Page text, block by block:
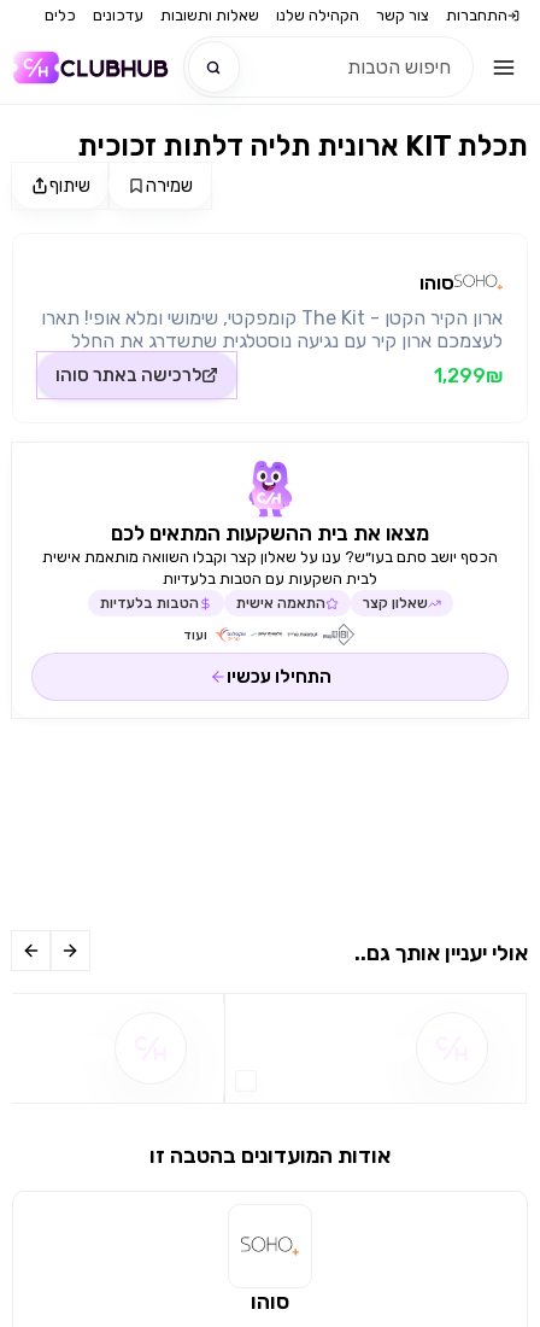
התחברות צור קשר הקהילה שלנו שאלות ותשובות עדכונים כלים
שיתוף
מימוש הטבה זו ניתן רק לחברי
שיתוף שמירה
ארונית תליה דלתות זכוכית KIT תכלת
סוהו
ארון הקיר הקטן - The Kit קומפקטי, שימושי ומלא אופי! תארו
לעצמכם ארון קיר עם נגיעה נוסטלגית שתשדרג את החלל
שלכם. The Kit הוא פתרון אחסון מעוצב ומקסים, המושלם
לאחסון של פריטים קטנים כמו מפתחות, תכשירים קוסמטיים
בקסם. פריט כבד - עלות משלוח מיוחדת עקב גודל הארון של
100 ש"ח הרכבה קלה ומהירה המוצר מגיע במארז שטוח
הרכבה מלוות באיורים.
1,299₪ לרכישה באתר סוהו
מצאו את בית ההשקעות המתאים לכם
הכסף יושב סתם בעו״ש? ענו על שאלון קצר וקבלו השוואה מותאמת אישית
לבית השקעות עם הטבות בלעדיות
שאלון קצר התאמה אישית הטבות בלעדיות
ועוד
התחילו עכשיו
אולי יעניין אותך גם..
אודות המועדונים בהטבה זו
סוהו